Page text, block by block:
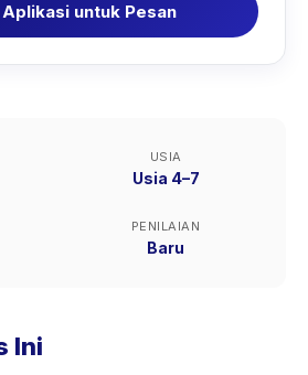
Aplikasi untuk Pesan
USIA
Usia 4–7
PENILAIAN
Baru
Ini